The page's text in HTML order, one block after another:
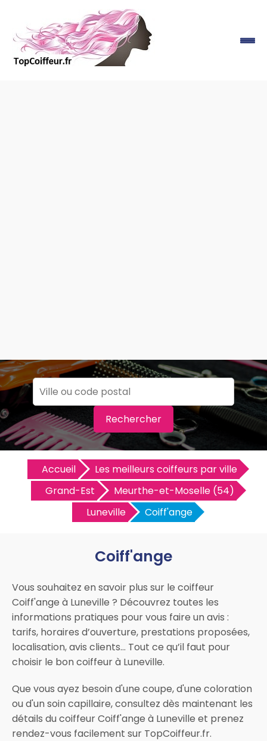
Rechercher
Accueil
Les meilleurs coiffeurs par ville
Grand-Est
Meurthe-et-Moselle (54)
Luneville
Coiff'ange
Coiff'ange
Vous souhaitez en savoir plus sur le coiffeur
Coiff'ange à Luneville ? Découvrez toutes les
informations pratiques pour vous faire un avis :
tarifs, horaires d’ouverture, prestations proposées,
localisation, avis clients… Tout ce qu’il faut pour
choisir le bon coiffeur à Luneville.
Que vous ayez besoin d'une coupe, d'une coloration
ou d'un soin capillaire, consultez dès maintenant les
détails du coiffeur Coiff'ange à Luneville et prenez
rendez-vous facilement sur TopCoiffeur.fr.